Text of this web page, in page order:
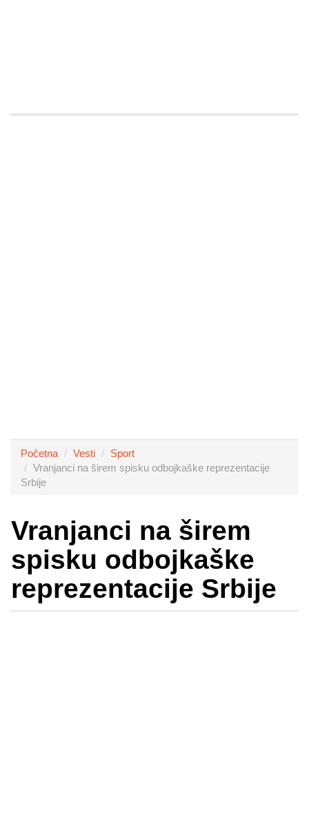
Početna Vesti
Sport
Vranjanci na širem spisku odbojkaške reprezentacije
Srbije
Vranjanci na širem
spisku odbojkaške
reprezentacije Srbije